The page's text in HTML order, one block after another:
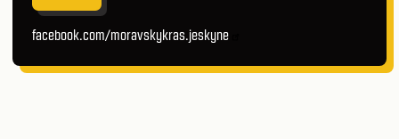
facebook.com/moravskykras.jeskyne